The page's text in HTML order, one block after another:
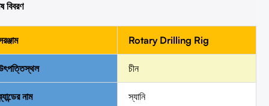
বিবরণ
Rotary Drilling Rig
চীন
নাম স্যানি